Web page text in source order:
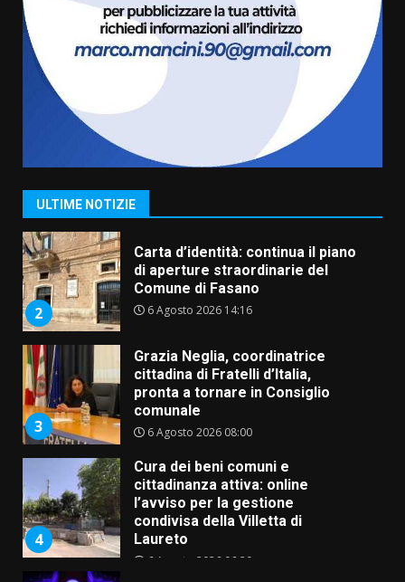
ULTIME NOTIZIE
Truffatori in azione nelle
frazioni fasanesi
5 Agosto 2026 11:03
1
Fasanese ferito a colpi di arma
da fuoco
6 Agosto 2026 18:13
2
Carta d’identità: continua il piano
di aperture straordinarie del
Comune di Fasano
6 Agosto 2026 14:16
3
Grazia Neglia, coordinatrice
cittadina di Fratelli d’Italia,
pronta a tornare in Consiglio
comunale
6 Agosto 2026 08:00
4
Cura dei beni comuni e
cittadinanza attiva: online
l’avviso per la gestione
condivisa della Villetta di
Laureto
6 Agosto 2026 06:20